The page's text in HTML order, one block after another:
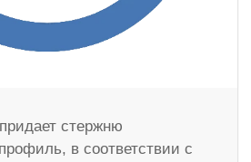
стержню
в соответствии с